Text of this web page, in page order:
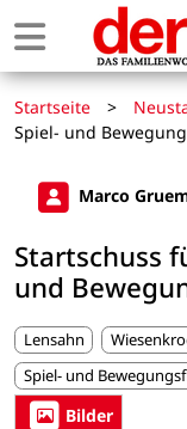
Startseite >
Spiel- und
Marco
Startschuss
und
Lensahn
Spiel- und
Bilder